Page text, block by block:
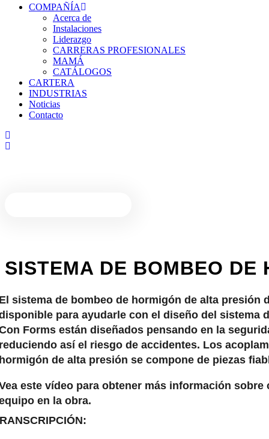
COMPAÑÍA
Acerca de
Instalaciones
Liderazgo
CARRERAS PROFESIONALES
MAMÁ
CATÁLOGOS
CARTERA
INDUSTRIAS
Noticias
Contacto
SISTEMA DE BOMBEO DE
sistema de bombeo de hormigón de alta presión
para ayudarle con el diseño del
Forms están diseñados pensando en la
así el riesgo de accidentes. Los
de alta presión se compone de piezas
este vídeo para obtener más información
en la obra.